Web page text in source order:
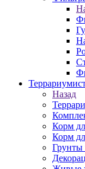
Назад
Корм
Корм
Грунты